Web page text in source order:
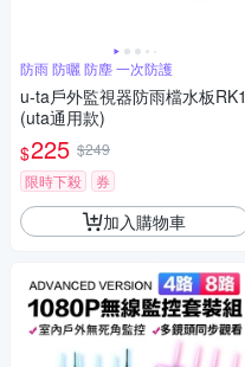
防雨 防曬 防塵 一次防護
u-ta戶外監視器防雨檔水板RK1
(uta通用款)
$225 $249
限時下殺
券
加入購物車